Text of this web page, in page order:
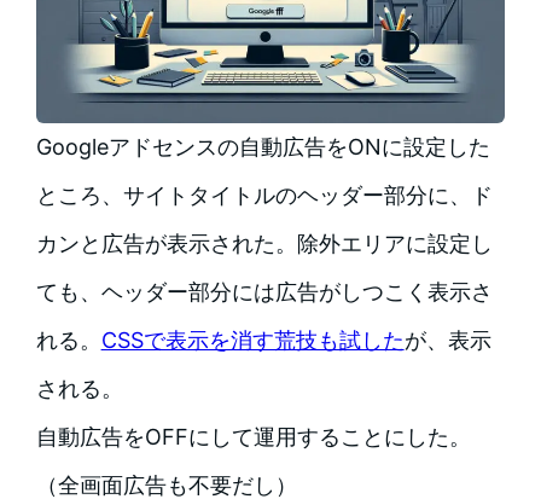
Googleアドセンスの自動広告をONに設定した
ところ、サイトタイトルのヘッダー部分に、ド
カンと広告が表示された。除外エリアに設定し
ても、ヘッダー部分には広告がしつこく表示さ
れる。 CSSで表示を消す荒技も試したが、表示
される。
自動広告をOFFにして運用することにした。
（全画面広告も不要だし）